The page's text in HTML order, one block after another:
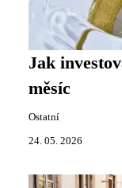
Jak
měsíc
Ostatní
24. 05. 2026